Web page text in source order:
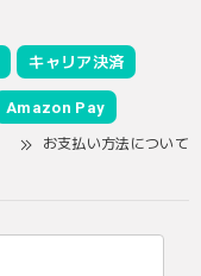
キャリア決済
Amazon Pay
お支払い方法について